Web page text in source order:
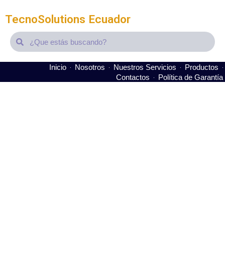
TecnoSolutions Ecuador
SearchSearch
Inicio Nosotros Nuestros Servicios
Productos
Contactos
Política de Garantía